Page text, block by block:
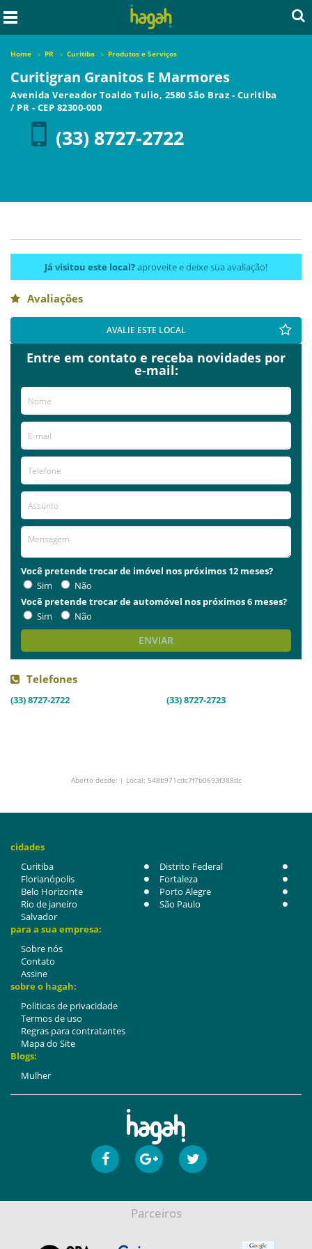
Home PR Curitiba Produtos e Serviços
Curitigran Granitos E Marmores
Avenida Vereador Toaldo Tulio, 2580 São Braz - Curitiba
/ PR - CEP 82300-000
(33) 8727-2722
Já visitou este local?aproveite e deixe sua avaliação!
Avaliações
AVALIE ESTE LOCAL
Entre em contato e receba novidades por
e-mail:
Você pretende trocar de imóvel nos próximos 12 meses?
Sim
Não
Você pretende trocar de automóvel nos próximos 6 meses?
Sim
Não
ENVIAR
Telefones
(33) 8727-2722 (33) 8727-2723
Aberto desde: | Local: 548b971cdc7f7b0693f388dc
cidades
Curitiba
Distrito Federal
Florianópolis
Fortaleza
Belo Horizonte
Porto Alegre
Rio de janeiro
São Paulo
Salvador
para a sua empresa:
Sobre nós
Contato
Assine
sobre o hagah:
Politicas de privacidade
Termos de uso
Regras para contratantes
Mapa do Site
Blogs:
Mulher
Parceiros